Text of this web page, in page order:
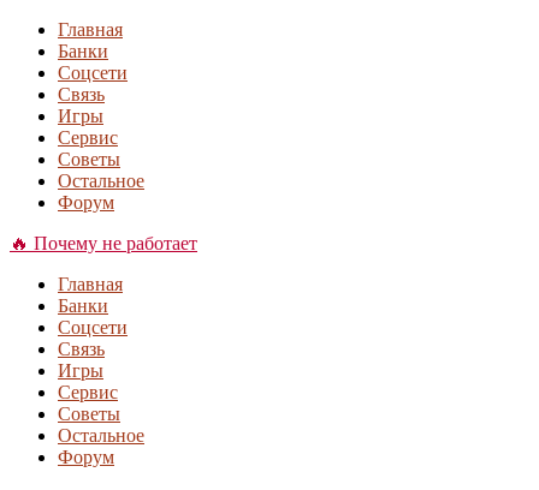
Главная
Банки
Соцсети
Связь
Игры
Сервис
Советы
Остальное
Форум
🔥 Почему не работает
Главная
Банки
Соцсети
Связь
Игры
Сервис
Советы
Остальное
Форум